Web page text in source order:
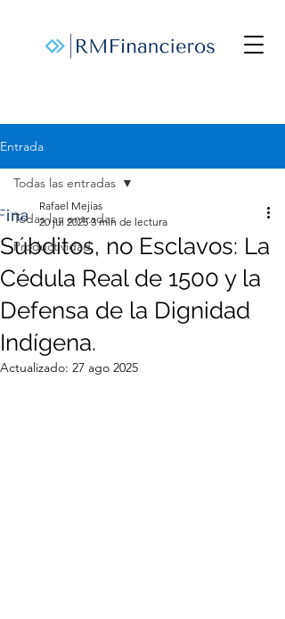
Entrada
Todas las entradas
Productividad
Todas las entradas
Súbditos, no Esclavos: La
Cédula Real de 1500 y la
Defensa de la Dignidad
Indígena.
Rafael Mejias
20 jul 2025 3 min de lectura
Actualizado: 27 ago 2025